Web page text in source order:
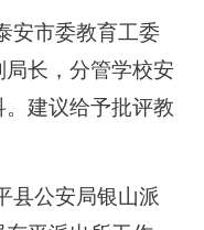
市委教育工委
长，分管学校安
建议给予批评教
公安局银山派